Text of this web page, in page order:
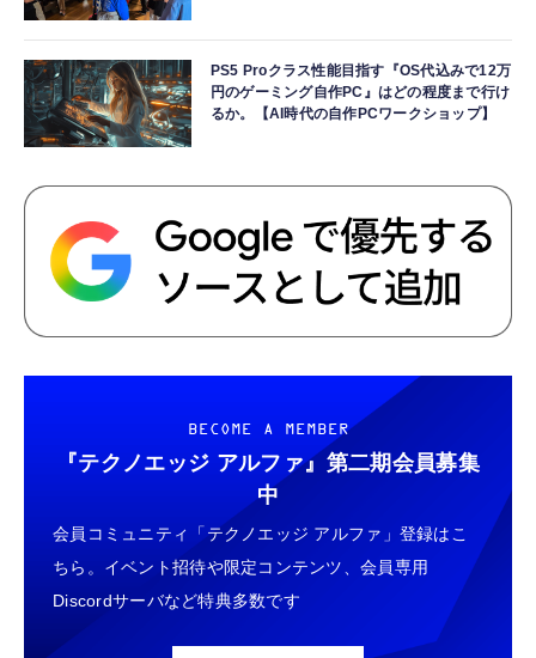
PS5 Proクラス性能目指す『OS代込みで12万
円のゲーミング自作PC』はどの程度まで行け
るか。【AI時代の自作PCワークショップ】
BECOME A MEMBER
『テクノエッジ アルファ』 第二期会員募集
中
会員コミュニティ「テクノエッジ アルファ」登録はこ
ちら。イベント招待や限定コンテンツ、会員専用
Discordサーバなど特典多数です